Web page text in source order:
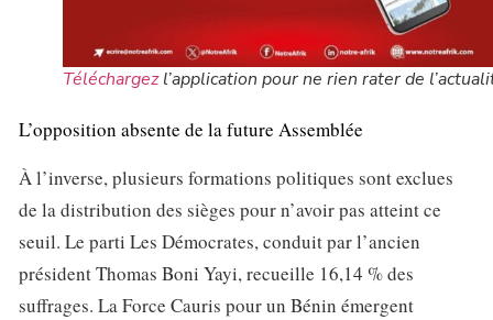
Téléchargezl’application pour ne rien rater de
L’opposition absente de la future Assemblée
À l’inverse, plusieurs formations politiques sont exclues
de la distribution des sièges pour n’avoir pas atteint ce
seuil. Le parti Les Démocrates, conduit par l’ancien
président Thomas Boni Yayi, recueille 16,14 % des
suffrages. La Force Cauris pour un Bénin émergent